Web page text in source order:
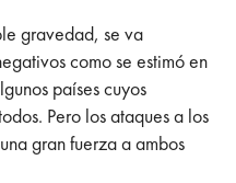
gravedad, se va
como se estimó en
países cuyos
Pero los ataques a los
gran fuerza a ambos